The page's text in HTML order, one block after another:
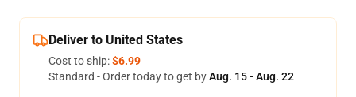
Deliver to United States
Cost to ship:$6.99
Standard - Order today to get byAug. 15 - Aug. 22